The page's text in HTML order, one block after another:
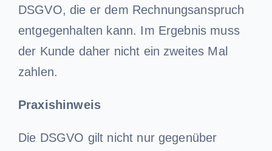
DSGVO, die er dem Rechnungsanspruch
entgegenhalten kann. Im Ergebnis muss
der Kunde daher nicht ein zweites Mal
zahlen.
Praxishinweis
Die DSGVO gilt nicht nur gegenüber